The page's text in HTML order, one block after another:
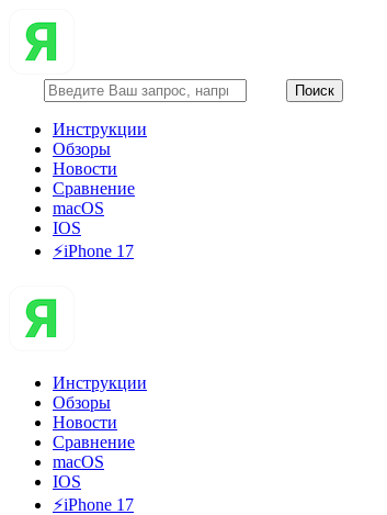
Инструкции
Обзоры
Новости
Сравнение
macOS
IOS
⚡️iPhone 17
Инструкции
Обзоры
Новости
Сравнение
macOS
IOS
⚡️iPhone 17